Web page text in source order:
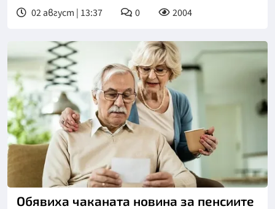
02 август | 13:37 0 2004
Обявиха чаканата новина за пенсиите